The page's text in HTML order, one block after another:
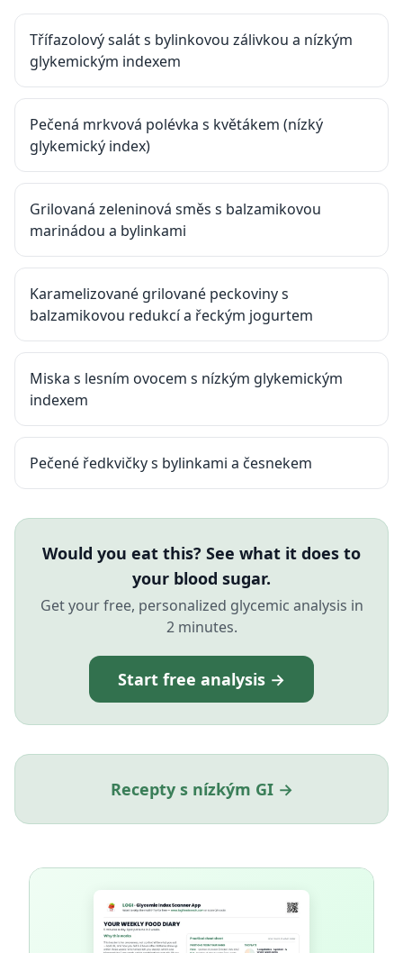
Třífazolový salát s bylinkovou zálivkou a nízkým
glykemickým indexem
Pečená mrkvová polévka s květákem (nízký
glykemický index)
Grilovaná zeleninová směs s balzamikovou
marinádou a bylinkami
Karamelizované grilované peckoviny s
balzamikovou redukcí a řeckým jogurtem
Miska s lesním ovocem s nízkým glykemickým
indexem
Pečené ředkvičky s bylinkami a česnekem
Would you eat this? See what it does to
your blood sugar.
Get your free, personalized glycemic analysis in
2 minutes.
Start free analysis →
Recepty s nízkým GI →